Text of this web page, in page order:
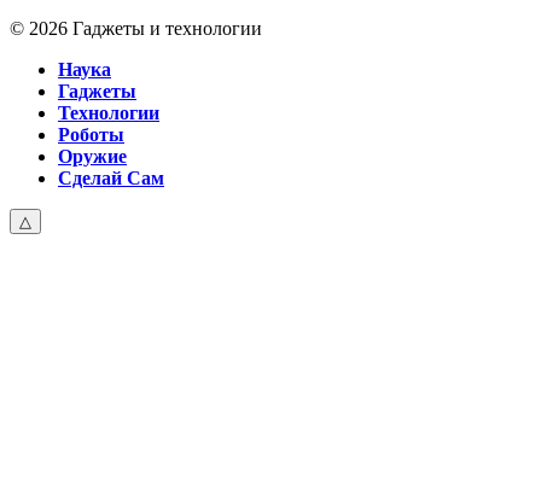
© 2026 Гаджеты и технологии
Наука
Гаджеты
Технологии
Роботы
Оружие
Сделай Сам